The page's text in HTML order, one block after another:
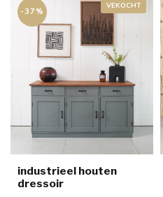
VEKOCHT
-37%
industrieel houten
dressoir